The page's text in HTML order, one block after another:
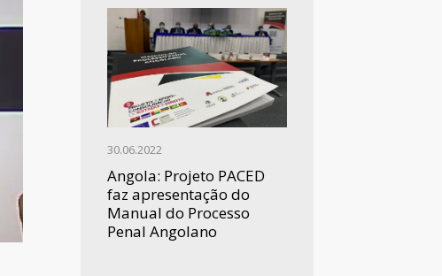
30.06.2022
Angola: Projeto PACED
faz apresentação do
Manual do Processo
Penal Angolano